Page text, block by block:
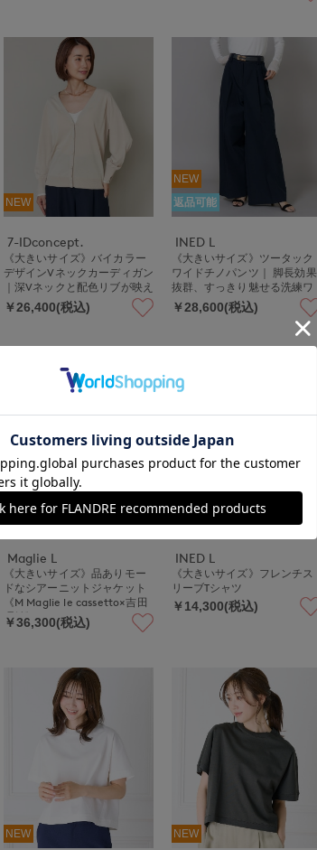
NEW
7-IDconcept.
《大きいサイズ》バイカラー
デザインVネックカーディガン
｜深Vネックと配色リブが映え
る上品ニット羽織
￥26,400(税込)
NEW
返品可能
INED L
《大きいサイズ》ツータック
ワイドチノパンツ｜ 脚長効果
抜群、すっきり魅せる洗練ワ
イドチノ ストレッチ/軽量/手
洗い可
￥28,600(税込)
Maglie L
《大きいサイズ》品ありモー
ドなシアーニットジャケット
《M Maglie le cassetto×吉田
理紗》
￥36,300(税込)
INED L
《大きいサイズ》フレンチス
リーブTシャツ
￥14,300(税込)
NEW NEW